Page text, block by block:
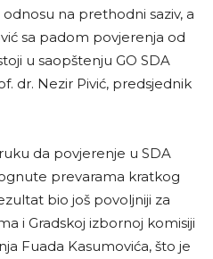
na prethodni saziv, a
sa padom povjerenja od
u saopštenju GO SDA
dr. Nezir Pivić, predsjednik
da povjerenje u SDA
prevarama kratkog
bio još povoljniji za
i Gradskoj izbornoj komisiji
Fuada Kasumovića, što je